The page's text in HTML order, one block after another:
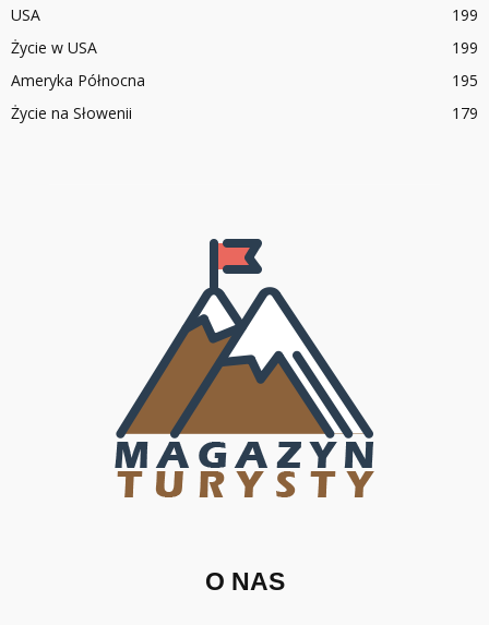
USA
199
Życie w USA
199
Ameryka Północna
195
Życie na Słowenii
179
O NAS